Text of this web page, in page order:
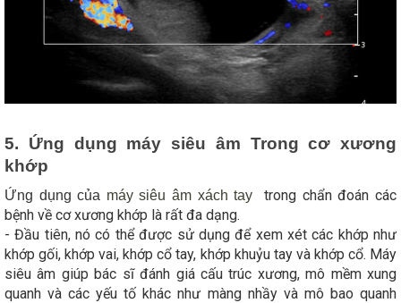
5. Ứng dụng máy siêu âm Trong cơ xương
khớp
Ứng dụng của máy siêu âm xách tay
trong chẩn đoán các
bệnh về cơ xương khớp là rất đa dạng.
- Đầu tiên, nó có thể được sử dụng để xem xét các khớp như
khớp gối, khớp vai, khớp cổ tay, khớp khuỷu tay và khớp cổ. Máy
siêu âm giúp bác sĩ đánh giá cấu trúc xương, mô mềm xung
quanh và các yếu tố khác như màng nhầy và mô bao quanh